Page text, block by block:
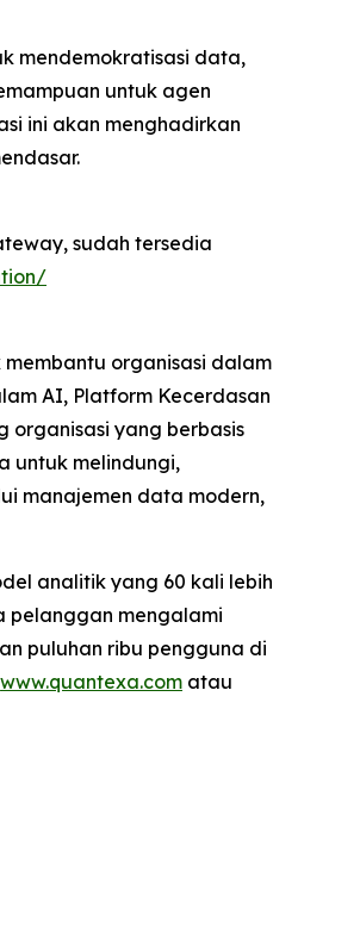
mendemokratisasi data,
untuk agen
ini akan menghadirkan
sudah tersedia
organisasi dalam
AI, Platform Kecerdasan
organisasi yang berbasis
untuk melindungi,
manajemen data modern,
analitik yang 60 kali lebih
pelanggan mengalami
puluhan ribu pengguna di
www.quantexa.com atau